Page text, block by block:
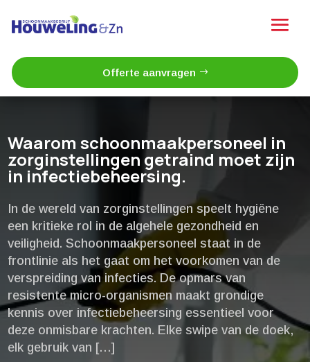
Offerte aanvragen
Waarom schoonmaakpersoneel in
zorginstellingen getraind moet zijn
in infectiebeheersing.​
In de wereld van zorginstellingen speelt hygiëne
een kritieke rol in de algehele gezondheid en
veiligheid.​ Schoonmaakpersoneel staat in de
frontlinie als het gaat om het voorkomen van de
verspreiding van infecties.​ De opmars van
resistente micro-organismen maakt grondige
kennis over infectiebeheersing essentieel voor
deze onmisbare krachten.​ Elke swipe van de doek,
elk gebruik van […]